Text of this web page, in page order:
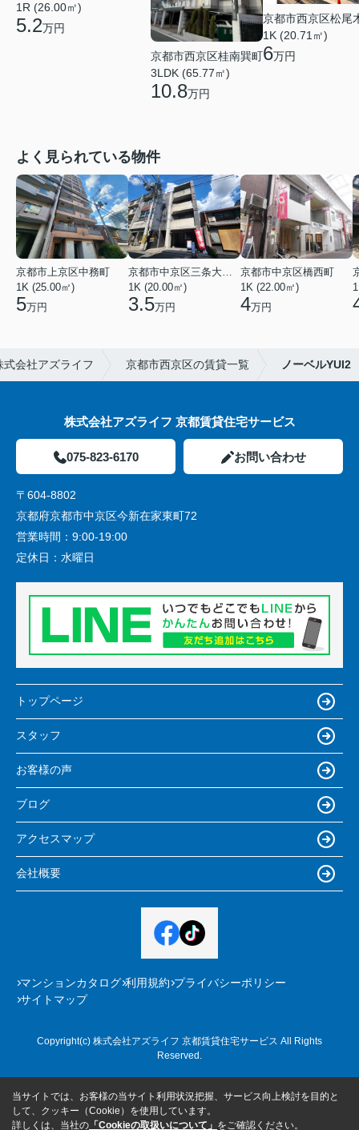
1R (26.00㎡)
5.2万円
京都市西京区桂南巽町
3LDK (65.77㎡)
10.8万円
京都市西京区松尾
1K (20.71㎡)
6万円
よく見られている物件
京都市上京区中務町
1K (25.00㎡)
5万円
1K (20.00㎡)
3.5万円
京都市中京区橋西町
1K (22.00㎡)
4万円
会社アズライフ 京都市西京区の賃貸一覧 ノーベルYUI2
株式会社アズライフ 京都賃貸住宅サービス
075-823-6170 お問い合わせ
〒604-8802
京都府京都市中京区今新在家東町72
営業時間： 9:00-19:00
定休日： 水曜日
トップページ
スタッフ
お客様の声
ブログ
アクセスマップ
会社概要
マンションカタログ 利用規約 プライバシーポリシー
サイトマップ
Copyright(c) 株式会社アズライフ 京都賃貸住宅サービス All Rights
Reserved.
当サイトでは、お客様の当サイト利用状況把握、サービス向上検討を目的と
して、クッキー（Cookie）を使用しています。
詳しくは、当社の 「Cookieの取扱いについて」 をご確認ください。